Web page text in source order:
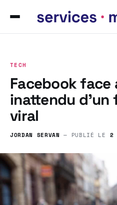
TECH
Facebook face
inattendu
viral
JORDAN SERVAN — PUBLIÉ LE 2